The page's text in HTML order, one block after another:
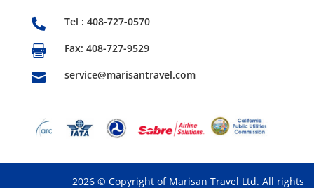
 Tel : 408-727-0570
 Fax: 408-727-9529
 service@marisantravel.com
2026 © Copyright of Marisan Travel Ltd. All rights